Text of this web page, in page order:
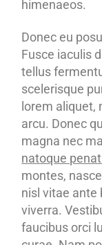
himenaeos.
Donec eu
Fusce iaculis
tellus
scelerisque
lorem aliquet,
arcu. Donec
magna nec
natoque
montes,
nisl vitae ante
viverra.
faucibus orci